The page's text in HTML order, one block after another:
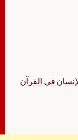
في القرآن